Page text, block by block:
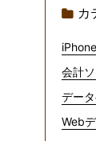
カ
会計
デー
Web